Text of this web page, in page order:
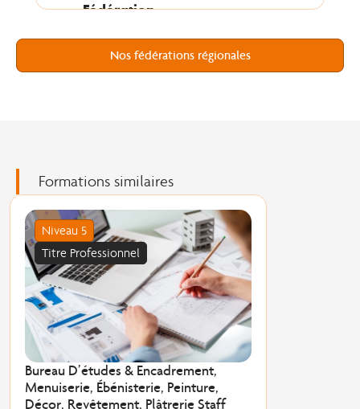
Fédération
Île-de-France
de Lons
Nos fédérations régionales
Formations similaires
Niveau 5
Titre Professionnel
Bureau D’études & Encadrement,
Menuiserie, Ébénisterie, Peinture,
Décor, Revêtement, Plâtrerie Staff